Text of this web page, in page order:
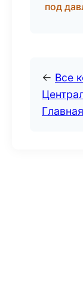
под
← Все